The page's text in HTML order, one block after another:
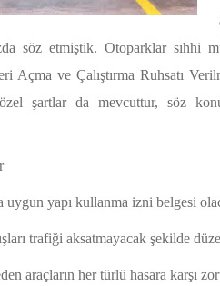
söz etmiştik. Otoparklar sıhhi
Açma ve Çalıştırma Ruhsatı
özel şartlar da mevcuttur, söz
uygun yapı kullanma izni belgesi
trafiği aksatmayacak şekilde
araçların her türlü hasara karşı